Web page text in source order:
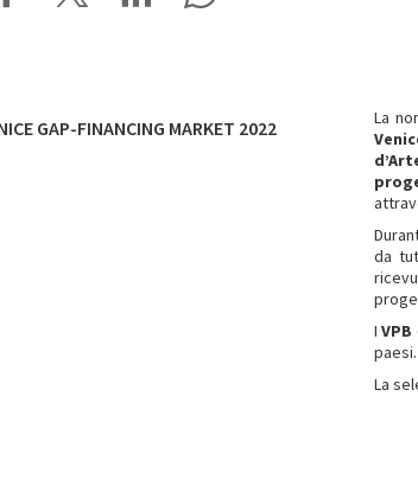
GAP-FINANCING MARKET 2022 La
da
IVPB
paesi.
La